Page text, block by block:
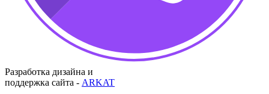
Разработка дизайна и
поддержка сайта - ARKAT